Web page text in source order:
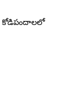
కోడిపందాలలో